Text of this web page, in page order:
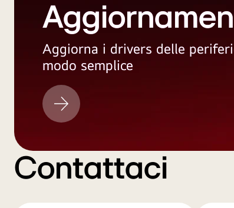
Aggiorna i drivers delle
modo semplice
Aggiornamento
LG
Contattaci